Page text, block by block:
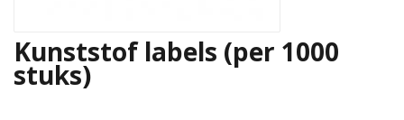
Kunststof labels (per 1000
stuks)